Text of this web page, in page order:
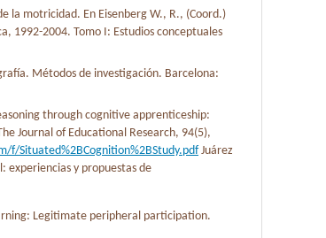
la motricidad. En Eisenberg W., R., (Coord.)
1992-2004. Tomo I: Estudios conceptuales
Métodos de investigación. Barcelona:
through cognitive apprenticeship:
Journal of Educational Research, 94(5),
f/Situated%2BCognition%2BStudy.pdfJuárez
experiencias y propuestas de
Legitimate peripheral participation.